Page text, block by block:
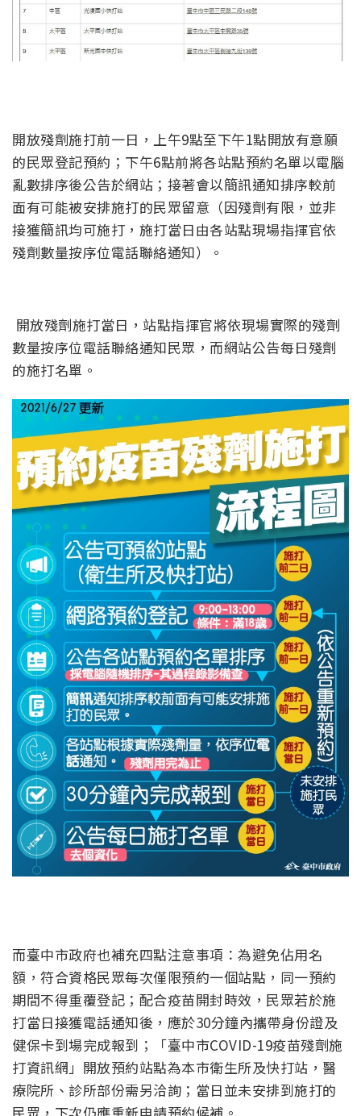
開放殘劑施打前一日，上午9點至下午1點開放有意願
的民眾登記預約；下午6點前將各站點預約名單以電腦
亂數排序後公告於網站；接著會以簡訊通知排序較前
面有可能被安排施打的民眾留意（因殘劑有限，並非
接獲簡訊均可施打，施打當日由各站點現場指揮官依
殘劑數量按序位電話聯絡通知）。
開放殘劑施打當日，站點指揮官將依現場實際的殘劑
數量按序位電話聯絡通知民眾，而網站公告每日殘劑
的施打名單。
而臺中市政府也補充四點注意事項：為避免佔用名
額，符合資格民眾每次僅限預約一個站點，同一預約
期間不得重覆登記；配合疫苗開封時效，民眾若於施
打當日接獲電話通知後，應於30分鐘內攜帶身份證及
健保卡到場完成報到；「臺中市COVID-19疫苗殘劑施
打資訊網」開放預約站點為本市衛生所及快打站，醫
療院所、診所部份需另洽詢；當日並未安排到施打的